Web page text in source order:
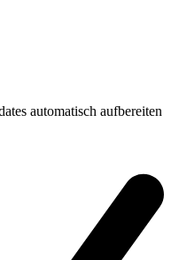
automatisch aufbereiten